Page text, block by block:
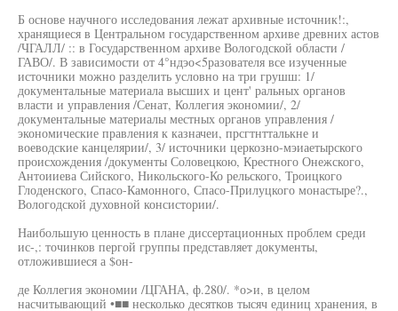
Б основе научного исследования лежат архивные источник!:,
хранящиеся в Центральном государственном архиве древних астов
/ЧГАЛЛ/ :: в Государственном архиве Вологодской области /
ГАВО/. В зависимости от 4°ндэо<5разователя все изученные
источники можно разделить условно на три грушш: 1/
документальные материала высших и цент' ральных органов
власти и управления /Сенат, Коллегия экономии/, 2/
документальные материалы местных органов управления /
экономические правления к казначеи, прсгтнтталькне и
воеводские канцелярии/, 3/ источники церкозно-мэиаетырского
происхождения /документы Соловецкою, Крестного Онежского,
Антоииева Сийского, Никольского-Ко рельского, Троицкого
Глоденского, Спасо-Камонного, Спасо-Прилуцкого монастыре?.,
Вологодской духовной консистории/.
Наибольшую ценность в плане диссертационных проблем среди
ис-,: точинков пергой группы представляет документы,
отложившиеся а $он-
де Коллегия экономии /ЦГАНА, ф.280/. *о>и, в целом
насчитывающий •■■ несколько десятков тысяч единиц хранения, в